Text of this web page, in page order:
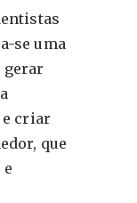
se uma
gerar
criar
que